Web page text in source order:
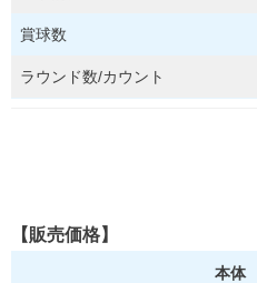
賞球数
ラウンド数/カウント
【販売価格】
本体